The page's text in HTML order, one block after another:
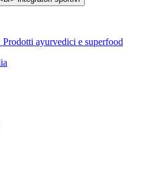
Prodotti ayurvedici e superfood